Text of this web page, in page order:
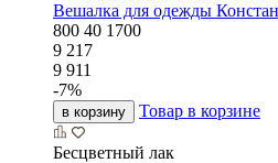
Вешалка для одежды
800 40 1700
9 217
9 911
-7%
в корзину Товар в корзине
Бесцветный лак